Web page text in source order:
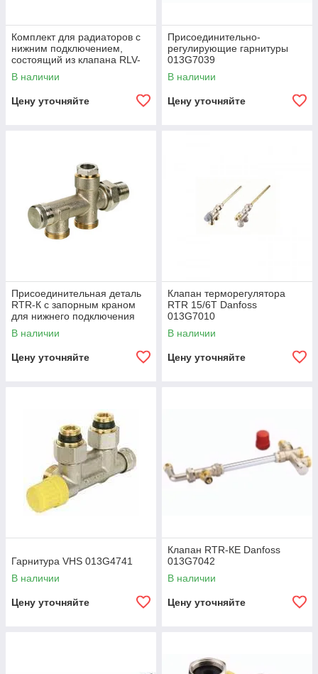
Комплект для радиаторов с
нижним подключением,
состоящий из клапана RLV-
KS и термостата RTRW-K
В наличии
Цену уточняйте
Присоединительно-
регулирующие гарнитуры
013G7039
В наличии
Цену уточняйте
Присоединительная деталь
RTR-К с запорным краном
для нижнего подключения
трубо- проводов 013G7041
В наличии
Цену уточняйте
Клапан терморегулятора
RTR 15/6T Danfoss
013G7010
В наличии
Цену уточняйте
Гарнитура VHS 013G4741
В наличии
Цену уточняйте
Клапан RTR-КE Danfoss
013G7042
В наличии
Цену уточняйте